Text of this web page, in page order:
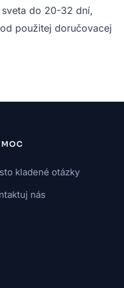
do 20-32 dní,
použitej doručovacej
kladené otázky
nás